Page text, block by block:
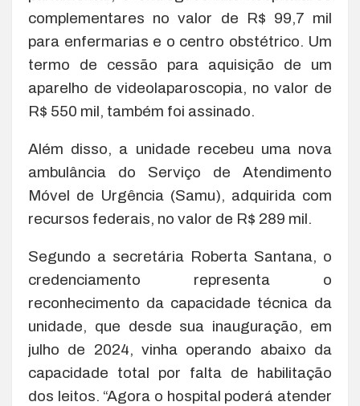
complementares no valor de R$ 99,7 mil
para enfermarias e o centro obstétrico. Um
termo de cessão para aquisição de um
aparelho de videolaparoscopia, no valor de
R$ 550 mil, também foi assinado.
Além disso, a unidade recebeu uma nova
ambulância do Serviço de Atendimento
Móvel de Urgência (Samu), adquirida com
recursos federais, no valor de R$ 289 mil.
Segundo a secretária Roberta Santana, o
credenciamento representa o
reconhecimento da capacidade técnica da
unidade, que desde sua inauguração, em
julho de 2024, vinha operando abaixo da
capacidade total por falta de habilitação
dos leitos. “Agora o hospital poderá atender